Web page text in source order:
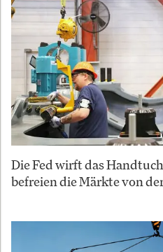
Die Fed wirft das
befreien die Märkte von